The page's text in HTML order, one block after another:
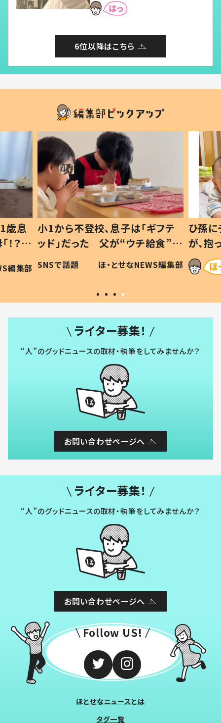
6位以降はこちら
歳息
？」
編集部
小1から不登校、息子は「ギフテ
ッド」だった 父が“ウチ給食”を
作り続ける理由とは #令和の親
#令和の子
SNSで話題 ほ・とせなNEWS編集部
ひ孫
が、
「涙が
い」
ライター募集！
“人”のグッドニュースの取材・執筆をしてみませんか？
お問い合わせページへ
ライター募集！
“人”のグッドニュースの取材・執筆をしてみませんか？
お問い合わせページへ
Follow US!
ほとせなニュースとは
タグ一覧